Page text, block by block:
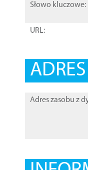
Słowo kluczowe:
URL:
Adres zasobu z